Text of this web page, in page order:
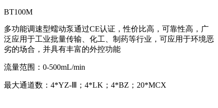
BT100M
多功能调速型蠕动泵通过CE认证，性价比高，可靠性高，广
泛应用于工业批量传输、化工、制药等行业，可应用于环境恶
劣的场合，并具有丰富的外控功能
流量范围：0-500mL/min
最大通道数：4*YZ-Ⅲ；4*LK；4*BZ；20*MCX